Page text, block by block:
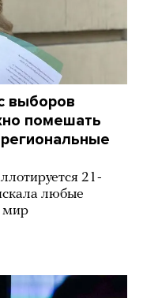
выборов
помешать
21-
любые
мир